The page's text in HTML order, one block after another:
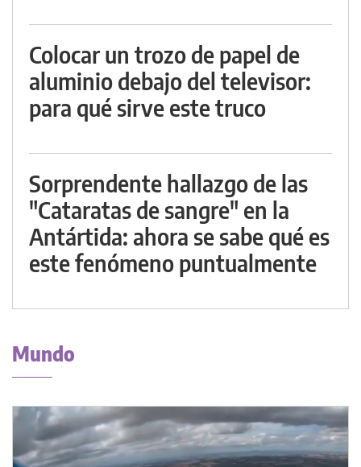
Colocar un trozo de papel de
aluminio debajo del televisor:
para qué sirve este truco
Sorprendente hallazgo de las
"Cataratas de sangre" en la
Antártida: ahora se sabe qué es
este fenómeno puntualmente
Mundo